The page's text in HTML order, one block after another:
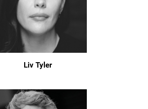
Liv Tyler